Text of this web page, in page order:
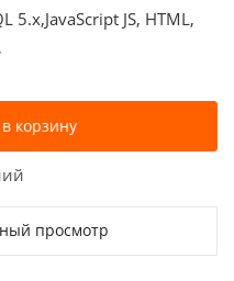
5.x,JavaScript JS, HTML,
корзину
просмотр